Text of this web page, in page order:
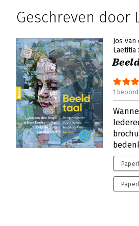
Geschreven door
Jos
Laetitia
1